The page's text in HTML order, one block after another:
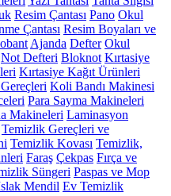
Resim Çantası Pano Okul
Çantası Resim Boyaları ve
Ajanda Defter Okul
Not Defteri Bloknot Kırtasiye
Kırtasiye Kağıt Ürünleri
Koli Bandı Makinesi
Para Sayma Makineleri
Makineleri Laminasyon
Temizlik Gereçleri ve
Temizlik Kovası Temizlik,
Faraş Çekpas Fırça ve
Süngeri Paspas ve Mop
Mendil Ev Temizlik